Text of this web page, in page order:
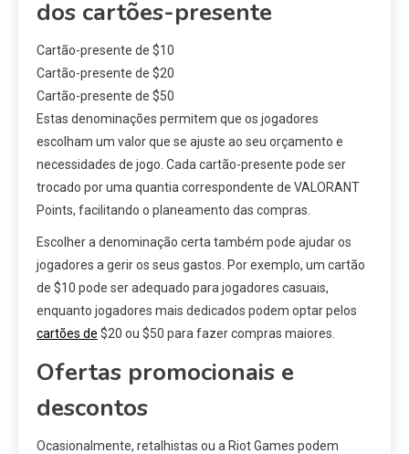
dos cartões-presente
Cartão-presente de $10
Cartão-presente de $20
Cartão-presente de $50
Estas denominações permitem que os jogadores
escolham um valor que se ajuste ao seu orçamento e
necessidades de jogo. Cada cartão-presente pode ser
trocado por uma quantia correspondente de VALORANT
Points, facilitando o planeamento das compras.
Escolher a denominação certa também pode ajudar os
jogadores a gerir os seus gastos. Por exemplo, um cartão
de $10 pode ser adequado para jogadores casuais,
enquanto jogadores mais dedicados podem optar pelos
cartões de $20 ou $50 para fazer compras maiores.
Ofertas promocionais e
descontos
Ocasionalmente, retalhistas ou a Riot Games podem